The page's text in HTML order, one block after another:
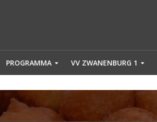
PROGRAMMA VV ZWANENBURG 1